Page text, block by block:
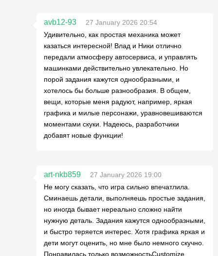
avb12-93
27 January 2026 20:54
Удивительно, как простая механика может
казаться интересной! Влад и Ники отлично
передали атмосферу автосервиса, и управлять
машинками действительно увлекательно. Но
порой задания кажутся однообразными, и
хотелось бы больше разнообразия. В общем,
вещи, которые меня радуют, например, яркая
графика и милые персонажи, уравновешиваются
моментами скуки. Надеюсь, разработчики
добавят новые функции!
art-nkb859
27 January 2026 19:00
Не могу сказать, что игра сильно впечатлила.
Сминаешь детали, выполняешь простые задания,
но иногда бывает нереально сложно найти
нужную деталь. Задания кажутся однообразными,
и быстро теряется интерес. Хотя графика яркая и
дети могут оценить, но мне было немного скучно.
Понравилась только возможностьCustomize